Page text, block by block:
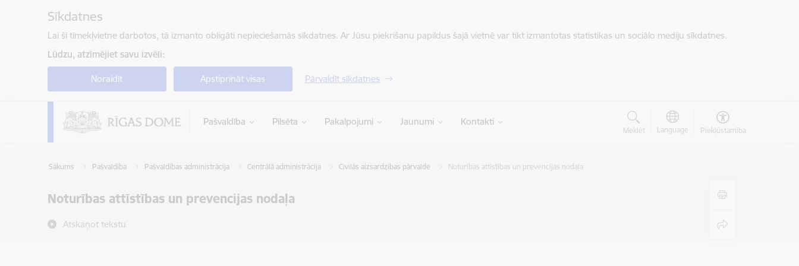
Sīkdatnes
Lai šī tīmekļvietne darbotos, tā izmanto obligāti nepieciešamās sīkdatnes. Ar Jūsu piekrišanu papildus šajā vietnē var tikt izmantotas statistikas un sociālo mediju sīkdatnes.
Lūdzu, atzīmējiet savu izvēli:
Noraidīt Apstiprināt visas Pārvaldīt sīkdatnes
Pašvaldība Pilsēta Pakalpojumi Jaunumi Kontakti
Meklēt Language Piekļūstamība
Sākums Pašvaldība Pašvaldības administrācija Centrālā administrācija Civilās aizsardzības pārvalde Noturības attīstības un prevencijas nodaļa
Noturības attīstības un prevencijas nodaļa
Atskaņot tekstu